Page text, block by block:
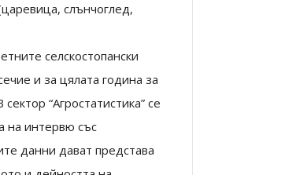
слънчоглед,
селскостопански
и за цялата година за
“Агростатистика” се
на интервю със
данни дават представа